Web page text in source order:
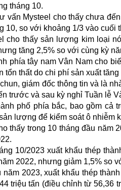
tháng 10.
vấn Mysteel cho thấy chưa
10, so với khoảng 1/3 vào cuối
cho thấy sản lượng kim loại
tăng 2,5% so với cùng kỳ
phía tây nam Vân Nam cho
tổn thất do chi phí sản xuất tăng
giám đốc thông tin và là
trước và sau kỳ nghỉ Tuần lễ
phố phía bắc, bao gồm
lượng để kiểm soát ô nhiễm
thấy trong 10 tháng đầu năm
10/2023 xuất khẩu thép
2022, nhưng giảm 1,5% so
năm 2023, xuất khẩu thép
triệu tấn (điều chỉnh từ